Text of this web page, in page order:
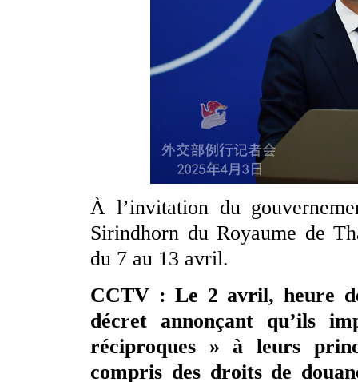
À l’invitation du
Sirindhorn du Royaume de
du 7 au 13 avril.
CCTV : Le 2 avril, heure
décret annonçant qu’ils
réciproques » à leurs
compris des droits de